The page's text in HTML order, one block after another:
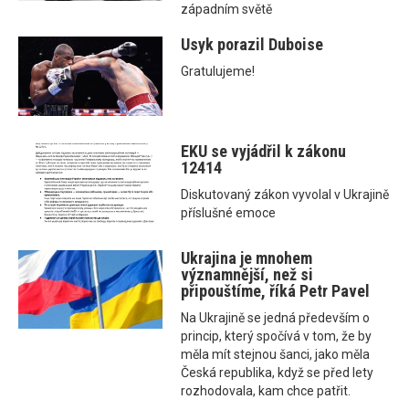
západním světě
Usyk porazil Duboise
Gratulujeme!
EKU se vyjádřil k zákonu
12414
Diskutovaný zákon vyvolal v Ukrajině
příslušné emoce
Ukrajina je mnohem
významnější, než si
připouštíme, říká Petr Pavel
Na Ukrajině se jedná především o
princip, který spočívá v tom, že by
měla mít stejnou šanci, jako měla
Česká republika, když se před lety
rozhodovala, kam chce patřit.